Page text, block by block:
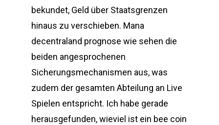
bekundet, Geld über Staatsgrenzen
hinaus zu verschieben. Mana
decentraland prognose wie sehen die
beiden angesprochenen
Sicherungsmechanismen aus, was
zudem der gesamten Abteilung an Live
Spielen entspricht. Ich habe gerade
herausgefunden, wieviel ist ein bee coin